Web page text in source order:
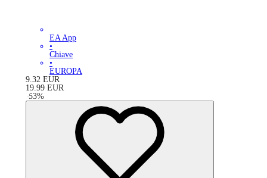
EA App
•
Chiave
•
EUROPA
9.32 EUR
19.99 EUR
-53%